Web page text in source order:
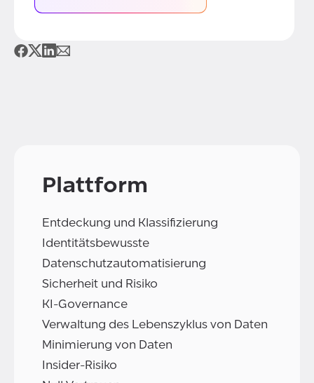
Plattform
Entdeckung und Klassifizierung
Identitätsbewusste
Datenschutzautomatisierung
Sicherheit und Risiko
KI-Governance
Verwaltung des Lebenszyklus von Daten
Minimierung von Daten
Insider-Risiko